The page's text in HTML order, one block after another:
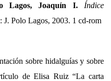
Lagos, Joaquín I.
Índice
J. Polo Lagos, 2003. 1 cd-rom
sobre hidalguías y sobre
de Elisa Ruiz “La carta